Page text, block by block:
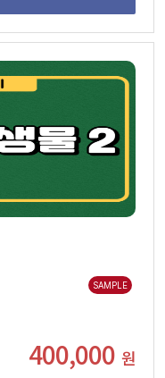
SAMPLE
400,000 원